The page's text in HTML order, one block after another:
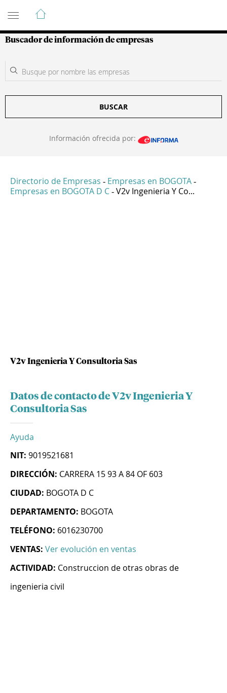
Guía de Empresas Colombianas
Buscador de información de empresas
BUSCAR
Información ofrecida por:
Directorio de Empresas - Empresas en BOGOTA -
Empresas en BOGOTA D C - V2v Ingenieria Y Co...
V2v Ingenieria Y Consultoria Sas
Datos de contacto de V2v Ingenieria Y
Consultoria Sas
Ayuda
NIT: 9019521681
DIRECCIÓN: CARRERA 15 93 A 84 OF 603
CIUDAD: BOGOTA D C
DEPARTAMENTO: BOGOTA
TELÉFONO: 6016230700
VENTAS: Ver evolución en ventas
ACTIVIDAD: Construccion de otras obras de
ingenieria civil